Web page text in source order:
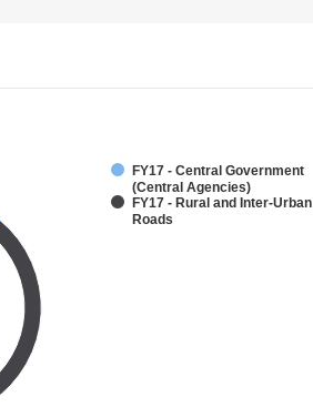
FY17 - Central Government
(Central Agencies)
FY17 - Rural and Inter-Urban
Roads